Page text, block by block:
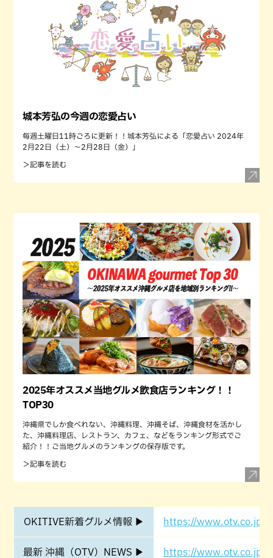
城本芳弘の今週の恋愛占い
毎週土曜日11時ごろに更新！！城本芳弘による「恋愛占い 2024年
2月22日（土）～2月28日（金）」
＞記事を読む
2025年オススメ当地グルメ飲食店ランキング！！
TOP30
沖縄県でしか食べれない、沖縄料理、沖縄そば、沖縄食材を活かし
た、沖縄料理店、レストラン、カフェ、などをランキング形式でご
紹介！！ご当地グルメのランキングの保存版です。
＞記事を読む
OKITIVE新着グルメ情報 ▶ https://www.otv.co.jp/
最新 沖縄（OTV）NEWS ▶ https://www.otv.co.jp/